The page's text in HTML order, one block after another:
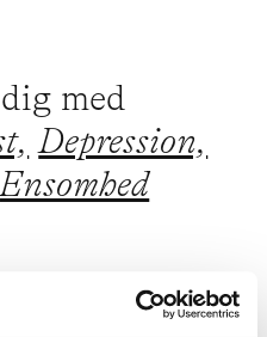
med
Depression,
Ensomhed